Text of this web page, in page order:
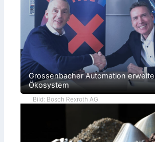
Grossenbacher Automation
Ökosystem
Bild: Bosch Rexroth AG